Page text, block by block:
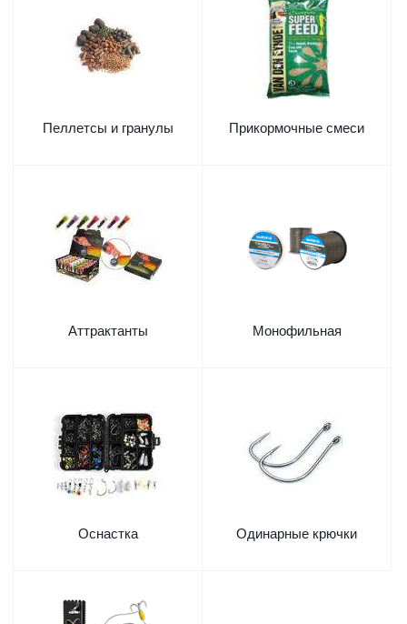
Пеллетсы и гранулы Прикормочные смеси
Аттрактанты Монофильная
Оснастка Одинарные крючки